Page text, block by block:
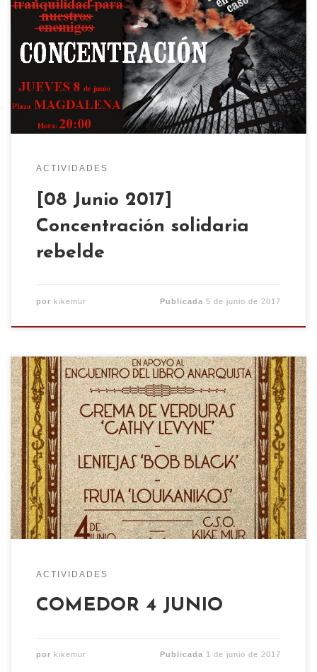
compañeras anarquistas presas en Alemania por
el caso Aachen se convoca una concentración a
las 20h en la plaza de la Magdalena el jueves 8
de junio. ¡SI NO HAY LIBERTAD PARA NUESTRAS
COMPAÑERAS QUE NO HAYA TRANQUILIDAD
PARA NUESTROS ENEMIGOS! […]
ACTIVIDADES
[08 Junio 2017]
Concentración solidaria
rebelde
por kikemur Publicada5 de junio de 2017
Como todos los domingos, el 4 de junio, comedor
popular vegano, esta vez en apoyo al encuentro
del libro anarquista: Crema de verduras Lentejas
Fruta
ACTIVIDADES
COMEDOR 4 JUNIO
por kikemur Publicada 1 de junio de 2017